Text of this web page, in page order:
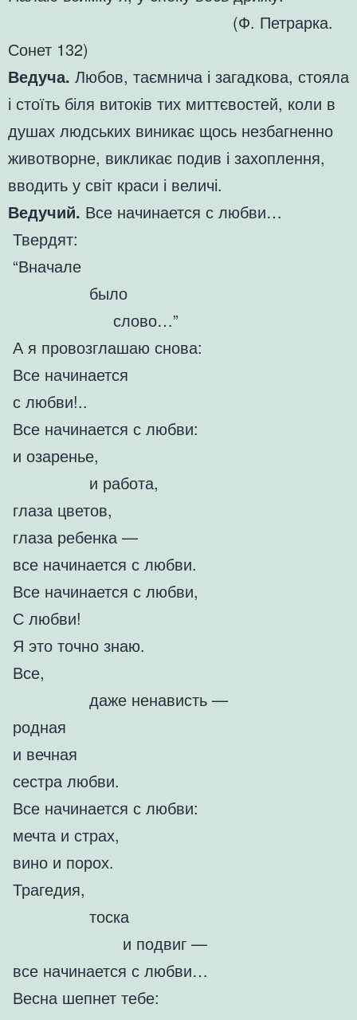
(Ф. Петрарка.
Сонет 132)
Ведуча. Любов, таємнича і загадкова, стояла
і стоїть біля витоків тих миттєвостей, коли в
душах людських виникає щось незбагненно
животворне, викликає подив і захоплення,
вводить у світ краси і величі.
Ведучий. Все начинается с любви…
Твердят:
“Вначале
было
слово…”
А я провозглашаю снова:
Все начинается
с любви!..
Все начинается с любви:
и озаренье,
и работа,
глаза цветов,
глаза ребенка —
все начинается с любви.
Все начинается с любви,
С любви!
Я это точно знаю.
Все,
даже ненависть —
родная
и вечная
сестра любви.
Все начинается с любви:
мечта и страх,
вино и порох.
Трагедия,
тоска
и подвиг —
все начинается с любви…
Весна шепнет тебе: